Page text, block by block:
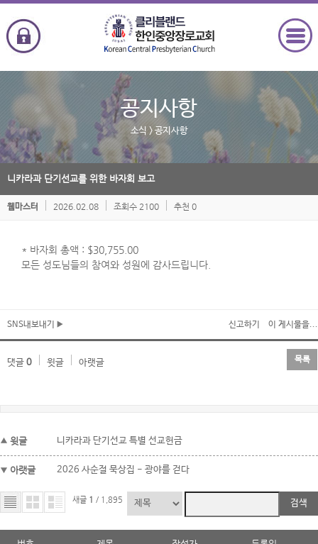
공지사항
소식 > 공지사항
니카라과 단기선교를 위한 바자회 보고
웹마스터 2026.02.08 조회수 2100 추천 0
* 바자회 총액 : $30,755.00
모든 성도님들의 참여와 성원에 감사드립니다.
SNS내보내기 신고하기 이 게시물을...
댓글 0 윗글 아랫글 목록
윗글 니카라과 단기선교 특별 선교헌금
아랫글 2026 사순절 묵상집 - 광야를 걷다
새글 1 / 1,895 검색